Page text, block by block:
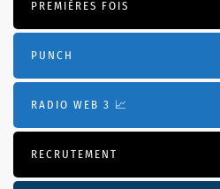
PREMIÈRES FOIS
PUNCH
RADIO WEB 3 📈
RECRUTEMENT